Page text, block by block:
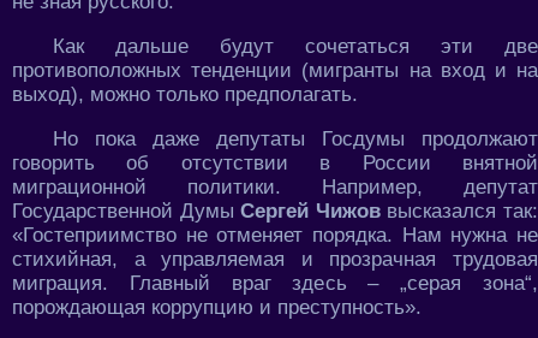
Как дальше будут сочетаться эти две
противоположных тенденции (мигранты на вход и на
выход), можно только предполагать.
Но пока даже депутаты Госдумы продолжают
говорить об отсутствии в России внятной
миграционной политики. Например, депутат
Государственной ДумыСергей Чижоввысказался так:
«Гостеприимство не отменяет порядка. Нам нужна не
стихийная, а управляемая и прозрачная трудовая
миграция. Главный враг здесь – „серая зона“,
порождающая коррупцию и преступность».